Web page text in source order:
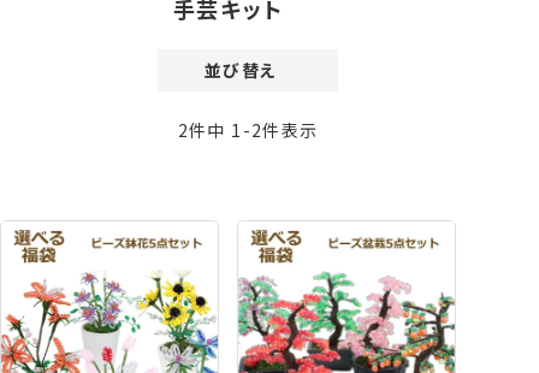
手芸キット
並び替え
価格が高い順
おすすめ順
レビュー順
2件中 1 -2件表示